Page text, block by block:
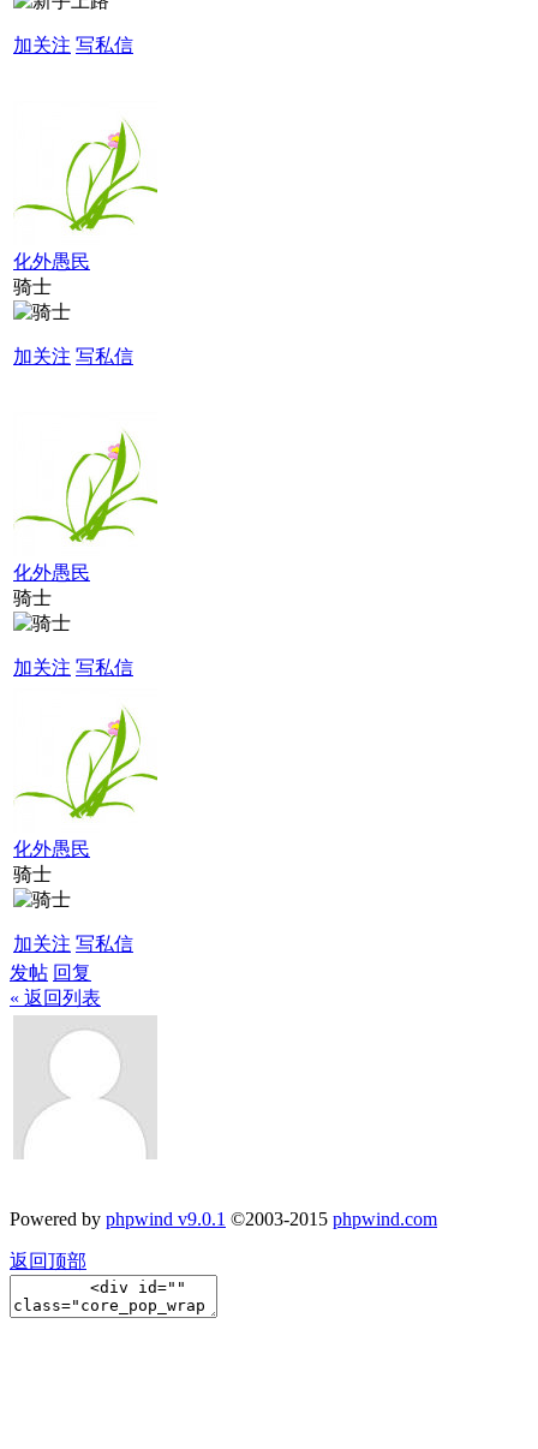
加关注 写私信
化外愚民
骑士
加关注 写私信
化外愚民
骑士
加关注 写私信
化外愚民
骑士
加关注 写私信
发帖 回复
« 返回列表
Powered by phpwind v9.0.1 ©2003-2015 phpwind.com
返回顶部